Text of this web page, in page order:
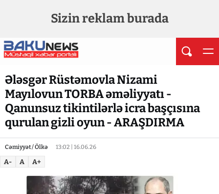
Sizin reklam burada
Ələsgər Rüstəmovla Nizami
Mayılovun TORBA əməliyyatı -
Qanunsuz tikintilərlə icra başçısına
qurulan gizli oyun - ARAŞDIRMA
Cəmiyyət / Ölkə 13:02 | 16.06.26
A- A A+